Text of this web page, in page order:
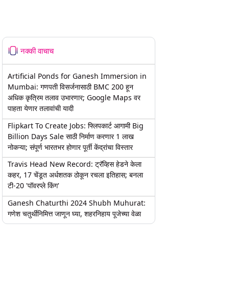
नक्की वाचाच
Artificial Ponds for Ganesh Immersion in
Mumbai: गणपती विसर्जनासाठी BMC 200 हून
अधिक कृत्रिम तलाव उभारणार; Google Maps वर
पाहता येणार तलावांची यादी
Flipkart To Create Jobs: फ्लिपकार्ट आगामी Big
Billion Days Sale साठी निर्माण करणार 1 लाख
नोकऱ्या; संपूर्ण भारतभर होणार पूर्ती केंद्रांचा विस्तार
Travis Head New Record: ट्रॅव्हिस हेडने केला
कहर, 17 चेंडूत अर्धशतक ठोकून रचला इतिहास; बनला
टी-20 'पॉवरप्ले किंग'
Ganesh Chaturthi 2024 Shubh Muhurat:
गणेश चतुर्थीनिमित्त जाणून घ्या, शहरनिहाय पूजेच्या वेळा